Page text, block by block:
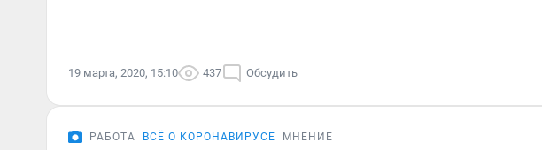
19 марта, 2020, 15:10 437 Обсудить
РАБОТА ВСЁ О КОРОНАВИРУСЕ МНЕНИЕ